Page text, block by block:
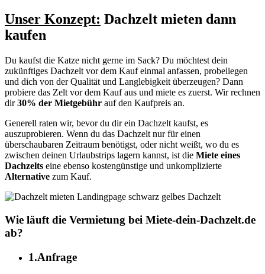
Unser Konzept: Dachzelt mieten dann
kaufen
Du kaufst die Katze nicht gerne im Sack? Du möchtest dein
zukünftiges Dachzelt vor dem Kauf einmal anfassen, probeliegen
und dich von der Qualität und Langlebigkeit überzeugen? Dann
probiere das Zelt vor dem Kauf aus und miete es zuerst. Wir rechnen
dir30% der Mietgebühr auf den Kaufpreis an.
Generell raten wir, bevor du dir ein Dachzelt kaufst, es
auszuprobieren. Wenn du das Dachzelt nur für einen
überschaubaren Zeitraum benötigst, oder nicht weißt, wo du es
zwischen deinen Urlaubstrips lagern kannst, ist die Miete eines
Dachzelts eine ebenso kostengünstige und unkomplizierte
Alternative zum Kauf.
Wie läuft die Vermietung bei Miete-dein-Dachzelt.de
ab?
1.Anfrage